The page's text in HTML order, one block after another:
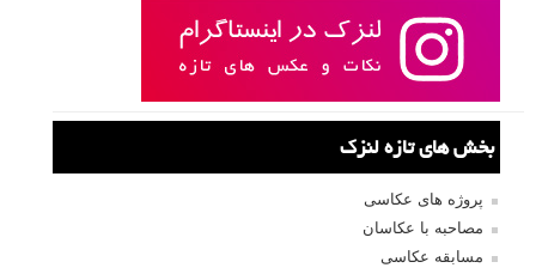
بخش های تازه لنزک
پروژه های عکاسی
مصاحبه با عکاسان
مسابقه عکاسی